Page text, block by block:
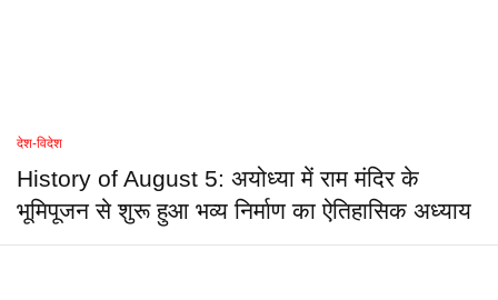
देश-विदेश
History of August 5: अयोध्या में राम मंदिर के
भूमिपूजन से शुरू हुआ भव्य निर्माण का ऐतिहासिक अध्याय